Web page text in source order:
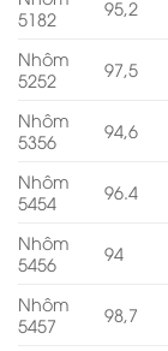
5182
95,2
Nhôm
5252
97,5
Nhôm
5356
94,6
Nhôm
5454
96.4
Nhôm
5456
94
Nhôm
5457
98,7